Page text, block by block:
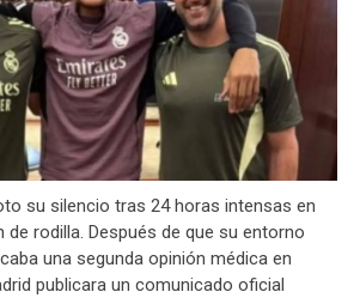
su silencio tras 24 horas intensas en
rodilla. Después de que su entorno
una segunda opinión médica en
publicara un comunicado oficial